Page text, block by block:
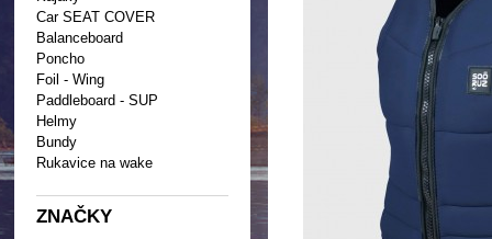
Car SEAT COVER
Balanceboard
Poncho
Foil - Wing
Paddleboard - SUP
Helmy
Bundy
Rukavice na wake
ZNAČKY